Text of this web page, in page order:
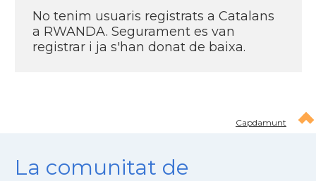
No tenim usuaris registrats a Catalans
a RWANDA. Segurament es van
registrar i ja s'han donat de baixa.
Capdamunt
La comunitat de